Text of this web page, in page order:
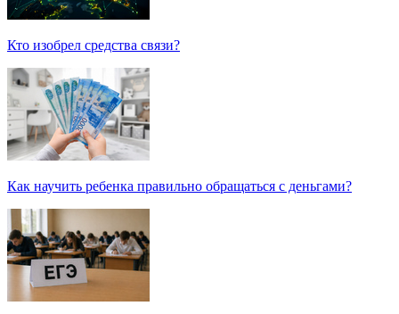
Кто изобрел средства связи?
Как научить ребенка правильно обращаться с деньгами?